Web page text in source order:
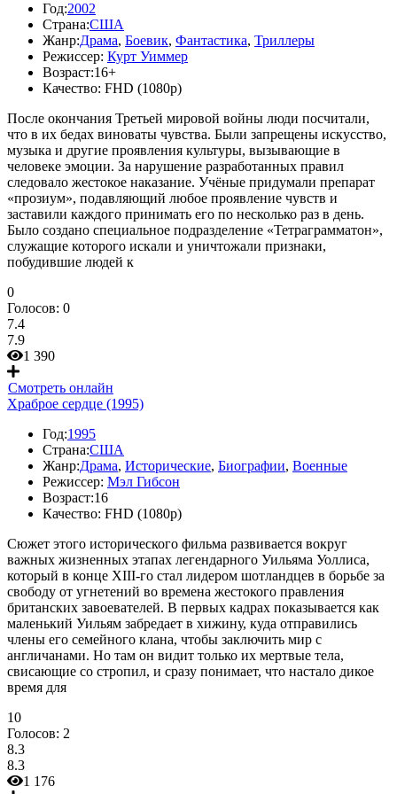
Год:2002
Страна:США
Жанр:Драма, Боевик, Фантастика, Триллеры
Режиссер: Курт Уиммер
Возраст:16+
Качество: FHD (1080p)
После окончания Третьей мировой войны люди посчитали,
что в их бедах виноваты чувства. Были запрещены искусство,
музыка и другие проявления культуры, вызывающие в
человеке эмоции. За нарушение разработанных правил
следовало жестокое наказание. Учёные придумали препарат
«прозиум», подавляющий любое проявление чувств и
заставили каждого принимать его по несколько раз в день.
Было создано специальное подразделение «Тетраграмматон»,
служащие которого искали и уничтожали признаки,
побудившие людей к
0
Голосов: 0
7.4
7.9
1 390
Смотреть онлайн
Храброе сердце (1995)
Год:1995
Страна:США
Жанр:Драма, Исторические, Биографии, Военные
Режиссер: Мэл Гибсон
Возраст:16
Качество: FHD (1080p)
Сюжет этого исторического фильма развивается вокруг
важных жизненных этапах легендарного Уильяма Уоллиса,
который в конце XIII-го стал лидером шотландцев в борьбе за
свободу от угнетений во времена жестокого правления
британских завоевателей. В первых кадрах показывается как
маленький Уильям забредает в хижину, куда отправились
члены его семейного клана, чтобы заключить мир с
англичанами. Но там он видит только их мертвые тела,
свисающие со стропил, и сразу понимает, что настало дикое
время для
10
Голосов: 2
8.3
8.3
1 176